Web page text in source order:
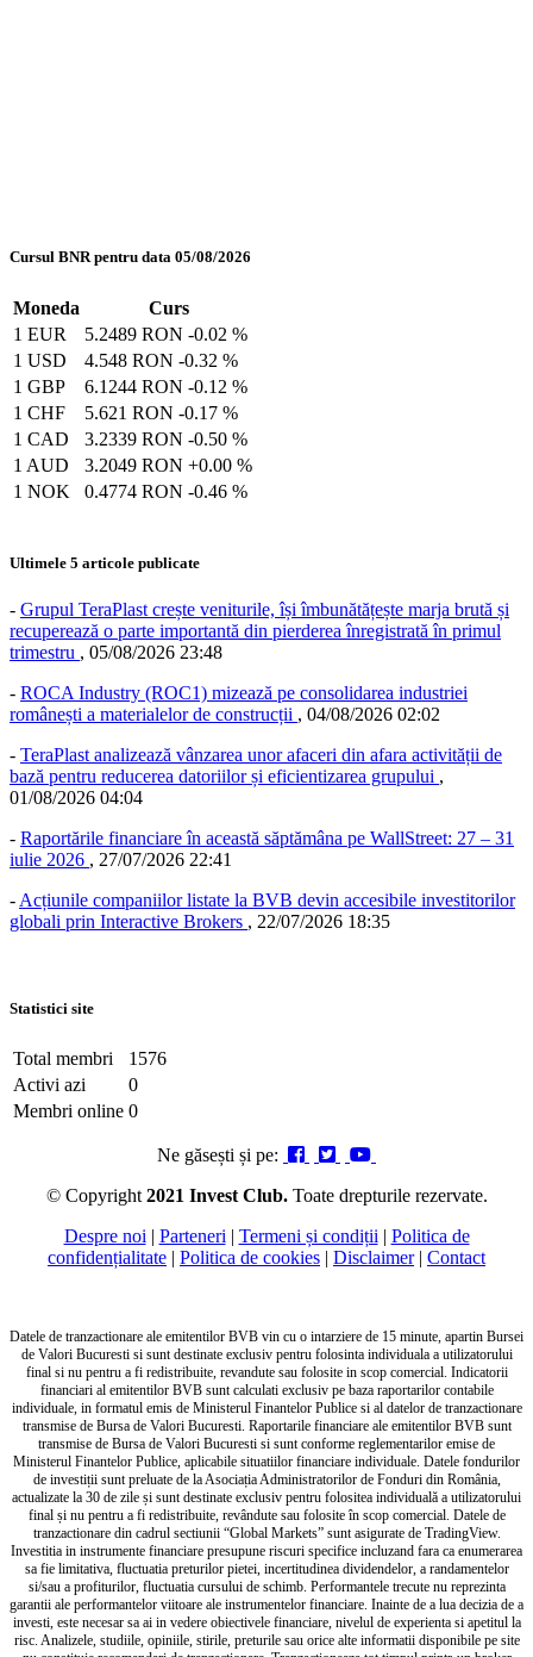
Cursul BNR pentru data 05/08/2026
Moneda
Curs
1 EUR
5.2489 RON -0.02 %
1 USD
4.548 RON -0.32 %
1 GBP
6.1244 RON -0.12 %
1 CHF
5.621 RON -0.17 %
1 CAD
3.2339 RON -0.50 %
1 AUD
3.2049 RON +0.00 %
1 NOK
0.4774 RON -0.46 %
Ultimele 5 articole publicate
- Grupul TeraPlast crește veniturile, își îmbunătățește marja brută și
recuperează o parte importantă din pierderea înregistrată în primul
trimestru , 05/08/2026 23:48
- ROCA Industry (ROC1) mizează pe consolidarea industriei
românești a materialelor de construcții , 04/08/2026 02:02
- TeraPlast analizează vânzarea unor afaceri din afara activității de
bază pentru reducerea datoriilor și eficientizarea grupului ,
01/08/2026 04:04
- Raportările financiare în această săptămâna pe WallStreet: 27 – 31
iulie 2026 , 27/07/2026 22:41
- Acțiunile companiilor listate la BVB devin accesibile investitorilor
globali prin Interactive Brokers , 22/07/2026 18:35
Statistici site
Total membri
1576
Activi azi
0
Membri online 0
Ne găsești și pe:
© Copyright 2021 Invest Club. Toate drepturile rezervate.
Despre noi | Parteneri | Termeni și condiții | Politica de
confidențialitate | Politica de cookies | Disclaimer| Contact
Datele de tranzactionare ale emitentilor BVB vin cu o intarziere de 15 minute, apartin Bursei
de Valori Bucuresti si sunt destinate exclusiv pentru folosinta individuala a utilizatorului
final si nu pentru a fi redistribuite, revandute sau folosite in scop comercial. Indicatorii
financiari al emitentilor BVB sunt calculati exclusiv pe baza raportarilor contabile
individuale, in formatul emis de Ministerul Finantelor Publice si al datelor de tranzactionare
transmise de Bursa de Valori Bucuresti. Raportarile financiare ale emitentilor BVB sunt
transmise de Bursa de Valori Bucuresti si sunt conforme reglementarilor emise de
Ministerul Finantelor Publice, aplicabile situatiilor financiare individuale. Datele fondurilor
de investiții sunt preluate de la Asociația Administratorilor de Fonduri din România,
actualizate la 30 de zile și sunt destinate exclusiv pentru folositea individuală a utilizatorului
final și nu pentru a fi redistribuite, revândute sau folosite în scop comercial. Datele de
tranzactionare din cadrul sectiunii “Global Markets” sunt asigurate de TradingView.
Investitia in instrumente financiare presupune riscuri specifice incluzand fara ca enumerarea
sa fie limitativa, fluctuatia preturilor pietei, incertitudinea dividendelor, a randamentelor
si/sau a profiturilor, fluctuatia cursului de schimb. Performantele trecute nu reprezinta
garantii ale performantelor viitoare ale instrumentelor financiare. Inainte de a lua decizia de a
investi, este necesar sa ai in vedere obiectivele financiare, nivelul de experienta si apetitul la
risc. Analizele, studiile, opiniile, stirile, preturile sau orice alte informatii disponibile pe site